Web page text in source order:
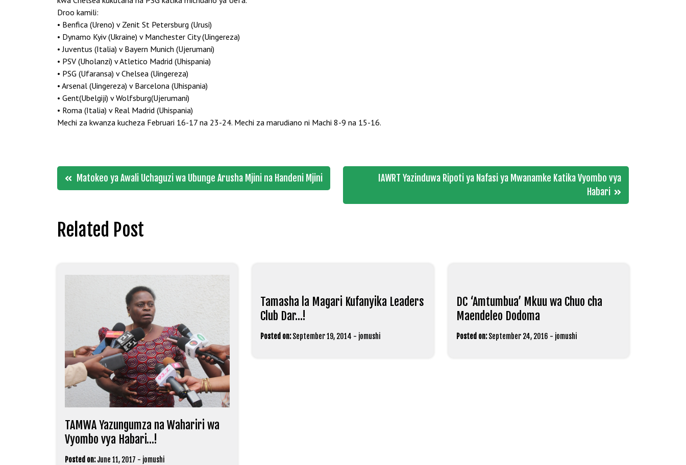
Droo kamili:
• Benfica (Ureno) v Zenit St Petersburg (Urusi)
• Dynamo Kyiv (Ukraine) v Manchester City (Uingereza)
• Juventus (Italia) v Bayern Munich (Ujerumani)
• PSV (Uholanzi) v Atletico Madrid (Uhispania)
• PSG (Ufaransa) v Chelsea (Uingereza)
• Arsenal (Uingereza) v Barcelona (Uhispania)
• Gent(Ubelgiji) v Wolfsburg(Ujerumani)
• Roma (Italia) v Real Madrid (Uhispania)
Mechi za kwanza kucheza Februari 16-17 na 23-24. Mechi za marudiano ni Machi 8-9 na 15-16.
PostMatokeo ya Awali Uchaguzi wa Ubunge Arusha Mjini na Handeni Mjini
IAWRT Yazinduwa Ripoti ya Nafasi ya Mwanamke Katika Vyombo vya
Habari
Related Post
TAMWA Yazungumza na Wahariri wa
Vyombo vya Habari…!
Posted on: June 11, 2017 - jomushi
Tamasha la Magari Kufanyika Leaders
Club Dar…!
Posted on: September 19, 2014 - jomushi
DC ‘Amtumbua’ Mkuu wa Chuo cha
Maendeleo Dodoma
Posted on: September 24, 2016 - jomushi